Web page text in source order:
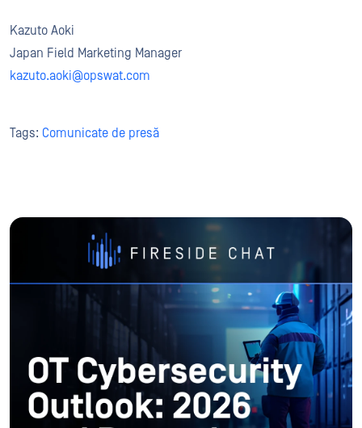
Kazuto Aoki
Japan Field Marketing Manager
kazuto.aoki@opswat.com
Tags: Comunicate de presă